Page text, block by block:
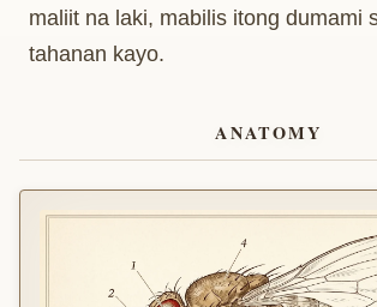
maliit na laki, mabilis itong dumami
tahanan kayo.
ANATOMY